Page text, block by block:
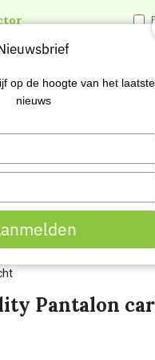
Bedrijfs- en werkkleding
Pantalon
op de hoogte van het laatste
nieuws